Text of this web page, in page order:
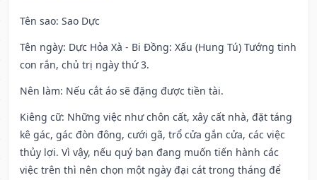
Tên sao: Sao Dực
Tên ngày: Dực Hỏa Xà - Bi Đồng: Xấu (Hung Tú) Tướng tinh
con rắn, chủ trị ngày thứ 3.
Nên làm: Nếu cắt áo sẽ đặng được tiền tài.
Kiêng cữ: Những việc như chôn cất, xây cất nhà, đặt táng
kê gác, gác đòn đông, cưới gã, trổ cửa gắn cửa, các việc
thủy lợi. Vì vậy, nếu quý bạn đang muốn tiến hành các
việc trên thì nên chọn một ngày đại cát trong tháng để